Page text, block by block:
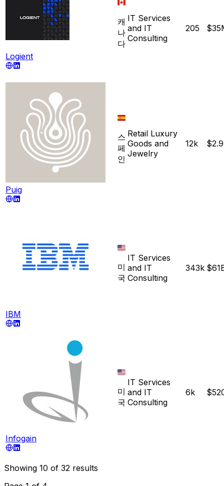
Logient
캐
나
다
IT Services
and IT
Consulting
205
Puig
스
페
인
Retail Luxury
Goods and
Jewelry
12k
IBM
미
국
IT Services
and IT
Consulting
343k
Infogain
미
국
IT Services
and IT
Consulting
6k
Showing 10 of 32 results